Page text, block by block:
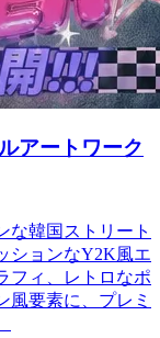
アートワーク
な韓国ストリート
ションなY2K風エ
フィ、レトロなポ
風要素に、プレミ